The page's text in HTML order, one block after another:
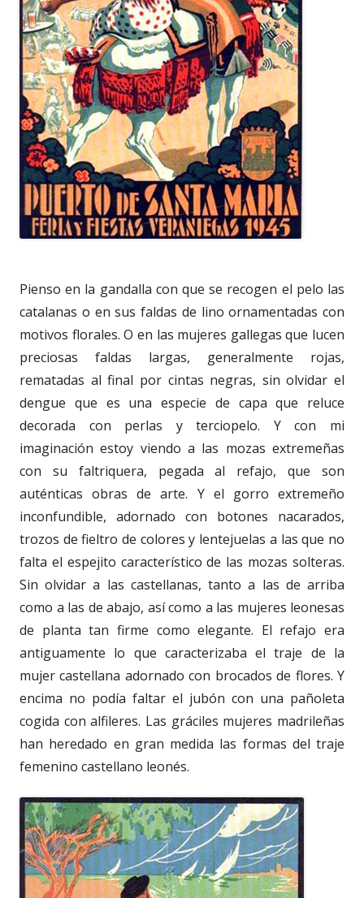
Pienso en la gandalla con que se recogen el pelo las
catalanas o en sus faldas de lino ornamentadas con
motivos florales. O en las mujeres gallegas que lucen
preciosas faldas largas, generalmente rojas,
rematadas al final por cintas negras, sin olvidar el
dengue que es una especie de capa que reluce
decorada con perlas y terciopelo. Y con mi
imaginación estoy viendo a las mozas extremeñas
con su faltriquera, pegada al refajo, que son
auténticas obras de arte. Y el gorro extremeño
inconfundible, adornado con botones nacarados,
trozos de fieltro de colores y lentejuelas a las que no
falta el espejito característico de las mozas solteras.
Sin olvidar a las castellanas, tanto a las de arriba
como a las de abajo, así como a las mujeres leonesas
de planta tan firme como elegante. El refajo era
antiguamente lo que caracterizaba el traje de la
mujer castellana adornado con brocados de flores. Y
encima no podía faltar el jubón con una pañoleta
cogida con alfileres. Las gráciles mujeres madrileñas
han heredado en gran medida las formas del traje
femenino castellano leonés.